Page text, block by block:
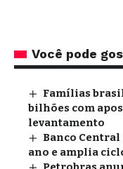
Você pode
Famílias
bilhões com
levantamento
Banco Central
ano e amplia